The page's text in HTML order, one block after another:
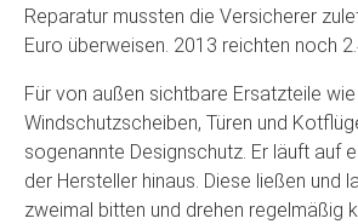
Reparatur mussten die Versicherer
Euro überweisen. 2013 reichten noch
Für von außen sichtbare Ersatzteile wie
Windschutzscheiben, Türen und
sogenannte Designschutz. Er läuft auf
der Hersteller hinaus. Diese ließen und
zweimal bitten und drehen regelmäßig